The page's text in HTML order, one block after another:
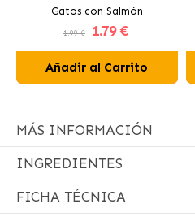
Gatos con Salmón
1.99 € 1.79 €
Añadir al Carrito
MÁS INFORMACIÓN
INGREDIENTES
FICHA TÉCNICA